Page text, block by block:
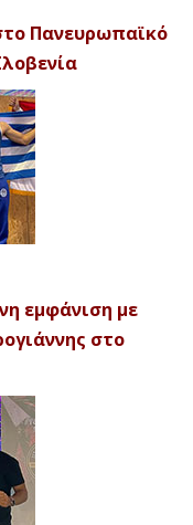
Πανευρωπαϊκό
εμφάνιση με
στο